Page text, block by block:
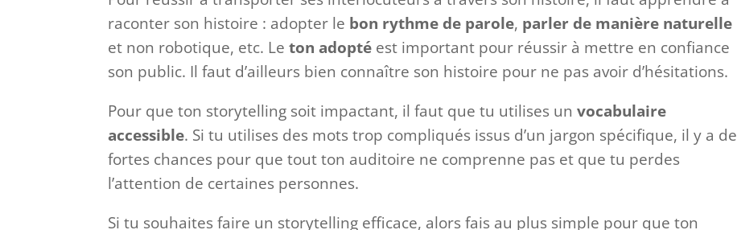
raconter son histoire : adopter le bon rythme de parole, parler de manière naturelle
et non robotique, etc. Le ton adopté est important pour réussir à mettre en confiance
son public. Il faut d’ailleurs bien connaître son histoire pour ne pas avoir d’hésitations.
Pour que ton storytelling soit impactant, il faut que tu utilises unvocabulaire
accessible. Si tu utilises des mots trop compliqués issus d’un jargon spécifique, il y a de
fortes chances pour que tout ton auditoire ne comprenne pas et que tu perdes
l’attention de certaines personnes.
Si tu souhaites faire un storytelling efficace, alors fais au plus simple pour que ton